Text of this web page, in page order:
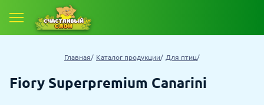
Главная Каталог продукции Для птиц
Fiory Superpremium Canarini